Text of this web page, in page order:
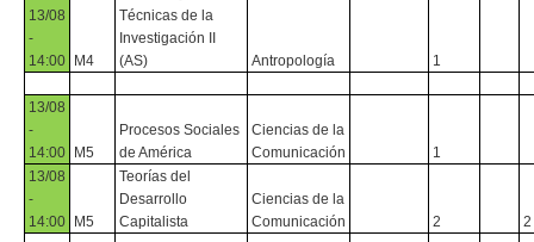
13/08
-
14:00
M4
Técnicas de la
Investigación II
(AS)
Antropología 1
13/08
-
14:00
M5
Procesos Sociales
de América
Ciencias de la
Comunicación
1
13/08
-
14:00
M5
Teorías del
Desarrollo
Capitalista
Ciencias de la
Comunicación
2 2